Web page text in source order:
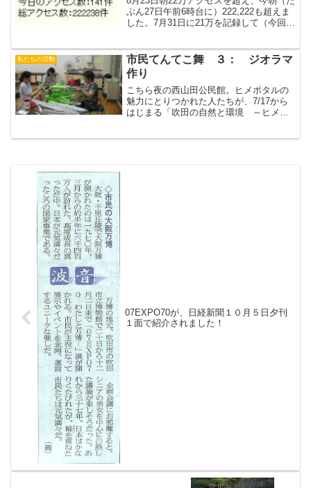
ぶん27日午前6時台に）222,222も超えま
した。7月31日に21万を記録して（今回
ころ、もう少しきれいな番...
私たちの活動
市民てんてこ舞 ３： ジオラマ
作り
こちら夜の西山田公民館。ヒメボタルの
魅力にとりつかれた人たちが、7/17から
はじまる「吹田の自然と環境 ～ヒメボ
07EXPO70が、日経新聞１０月５日夕刊
１面で紹介されました！